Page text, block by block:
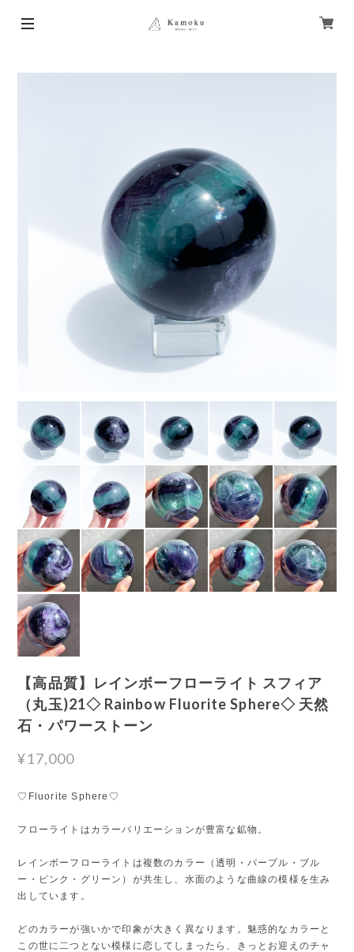
【高品質】レインボーフローライト スフィア
（丸玉)21◇ Rainbow Fluorite Sphere◇ 天然
石・パワーストーン
¥17,000
♡Fluorite Sphere♡
フローライトはカラーバリエーションが豊富な鉱物。
レインボーフローライトは複数のカラー（透明・パープル・ブル
ー・ピンク・グリーン）が共生し、水面のような曲線の模様を生み
出しています。
どのカラーが強いかで印象が大きく異なります。魅惑的なカラーと
この世に二つとない模様に恋してしまったら、きっとお迎えのチャ